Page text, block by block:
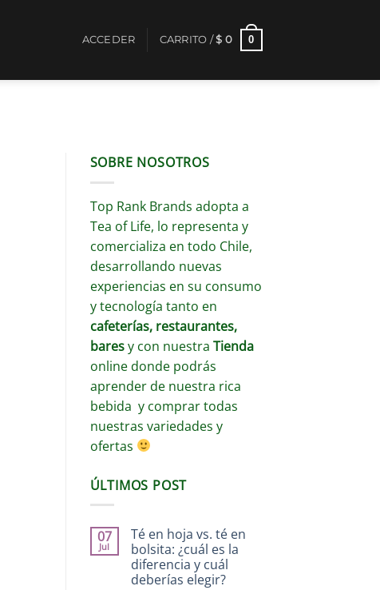
ACCEDER CARRITO /$ 0 0
SOBRE NOSOTROS
Top Rank Brands adopta a
Tea of Life, lo representa y
comercializa en todo Chile,
desarrollando nuevas
experiencias en su consumo
y tecnología tanto en
cafeterías, restaurantes,
baresy con nuestra Tienda
online donde podrás
aprender de nuestra rica
bebida y comprar todas
nuestras variedades y
ofertas
ÚLTIMOS POST
07
Jul
Té en hoja vs. té en
bolsita: ¿cuál es la
diferencia y cuál
deberías elegir?